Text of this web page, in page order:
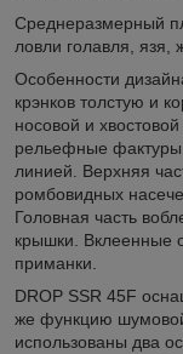
Среднеразмерный
ловли голавля, язя,
Особенности
крэнков толстую и
носовой и
рельефные фактуры
линией. Верхняя
ромбовидных
Головная часть
крышки. Вклеенные
приманки.
DROP SSR 45F
же функцию
использованы два